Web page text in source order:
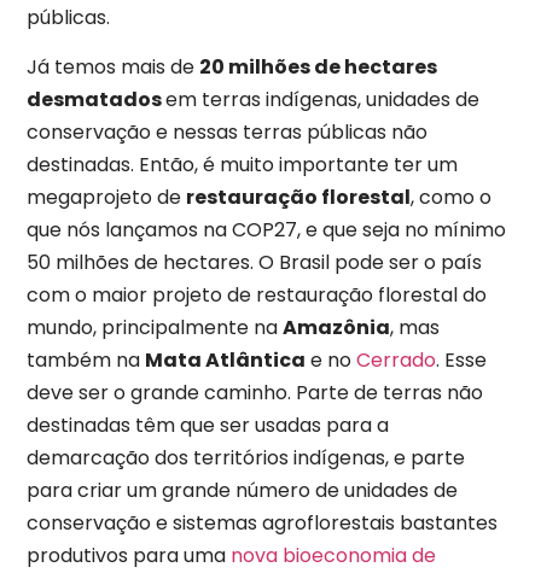
públicas.
Já temos mais de 20 milhões de hectares
desmatadosem terras indígenas, unidades de
conservação e nessas terras públicas não
destinadas. Então, é muito importante ter um
megaprojeto de restauração florestal, como o
que nós lançamos na COP27, e que seja no mínimo
50 milhões de hectares. O Brasil pode ser o país
com o maior projeto de restauração florestal do
mundo, principalmente naAmazônia, mas
também na Mata Atlântica e noCerrado. Esse
deve ser o grande caminho. Parte de terras não
destinadas têm que ser usadas para a
demarcação dos territórios indígenas, e parte
para criar um grande número de unidades de
conservação e sistemas agroflorestais bastantes
produtivos para uma nova bioeconomia de